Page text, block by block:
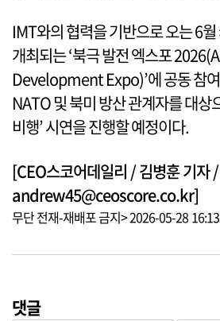
IMT와의 협력을 기반으로 오는 6
개최되는 ‘북극 발전 엑스포
Development Expo)’에 공동 참
NATO 및 북미 방산 관계자를 대상
비행’ 시연을 진행할 예정이다.
[CEO스코어데일리 / 김병훈 기자 /
andrew45@ceoscore.co.kr]
무단 전재-재배포 금지> 2026-05-28
댓글